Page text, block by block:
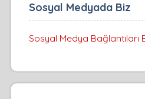
Sosyal Medyada Biz
Sosyal Medya Bağlantıları